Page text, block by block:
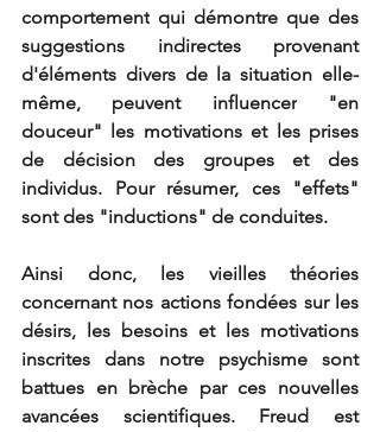
comportement qui démontre que des
suggestions indirectes provenant
d'éléments divers de la situation elle-
même, peuvent influencer "en
douceur" les motivations et les prises
de décision
des groupes et des
individus. Pour résumer, ces "effets"
sont des "inductions" de conduites.
Ainsi donc, les vieilles théories
concernant nos actions fondées sur les
désirs, les besoins et les motivations
inscrites dans notre psychisme sont
battues en brèche par ces nouvelles
avancées scientifiques. Freud est